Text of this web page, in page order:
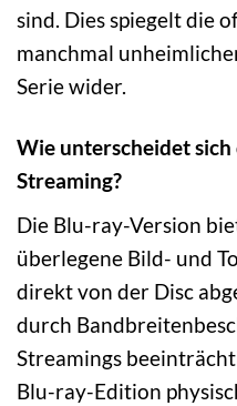
sind. Dies spiegelt die
manchmal
Serie wider.
Wie unterscheidet
Streaming?
Die Blu-ray-Version
überlegene Bild- und
direkt von der Disc
durch
Streamings
Blu-ray-Edition